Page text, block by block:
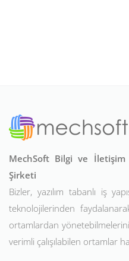
MechSoft Bilgi ve
Şirketi
Bizler, yazılım tabanlı iş
teknolojilerinden
ortamlardan
verimli çalışılabilen ortamlar